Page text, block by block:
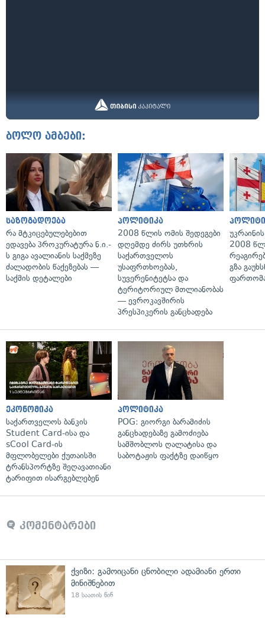
ბოლო ამბები:
საზოგადოება
რა მტკიცებულებებით
ედავება პროკურატურა ნ.ი.-
ს გიგა ავალიანის საქმეზე
ძალადობის წაქეზებას —
საქმის დეტალები
პოლიტიკა
2008 წლის ომის შედეგები
დღემდე ძირს უთხრის
საქართველოს
უსაფრთხოებას,
სუვერენიტეტსა და
ტერიტორიულ მთლიანობას
— ევროკავშირის
პრესპიკერის განცხადება
2008
გზა
ეკონომიკა
საქართველოს ბანკის
Student Card-ისა და
sCool Card-ის
მფლობელები ქუთაისში
ტრანსპორტზე შეღავათიანი
ტარიფით ისარგებლებენ
პოლიტიკა
POG: გიორგი ბარამიძის
განცხადებაზე გამოძიება
სამშობლოს ღალატისა და
საბოტაჟის ფაქტზე დაიწყო
კომენტარები
ქვიზი: გამოიცანი ცნობილი ადამიანი ერთი
მინიშნებით
18 საათის წინ